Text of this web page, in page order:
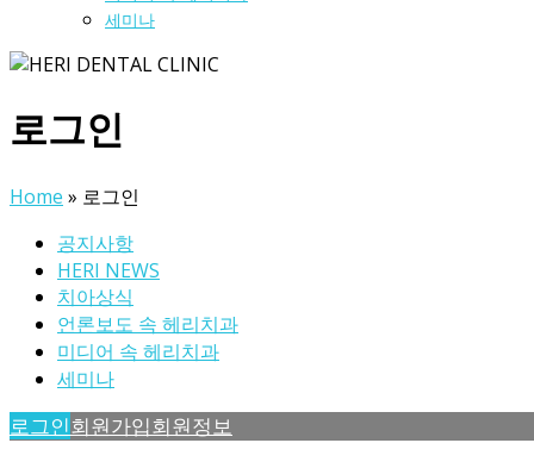
세미나
로그인
Home » 로그인
공지사항
HERI NEWS
치아상식
언론보도 속 헤리치과
미디어 속 헤리치과
세미나
로그인회원가입회원정보